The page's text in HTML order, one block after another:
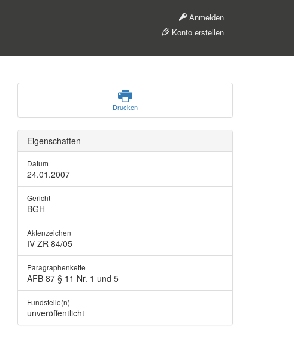
Anmelden
Konto erstellen
Drucken
Eigenschaften
Datum
24.01.2007
Gericht
BGH
Aktenzeichen
IV ZR 84/05
Paragraphenkette
AFB 87 § 11 Nr. 1 und 5
Fundstelle(n)
unveröffentlicht